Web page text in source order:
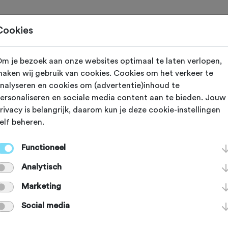
Minusio
Giardino
Lago grenst direct aan
naar onze bescheiden mening
meer van Europa is. Wat wil je
en vriendelijke bediening
je bezoek aan onze websites optimaal te laten verlopen,
wij gebruik van cookies. Cookies om het verkeer te
en cookies om (advertentie)inhoud te
en sociale media content aan te bieden. Jouw
is belangrijk, daarom kun je deze cookie-instellingen
beheren.
Functioneel
Analytisch
Marketing
Social media